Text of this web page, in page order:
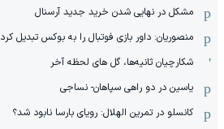
مشکل در نهایی شدن خرید جدید آرسنال
منصوریان: داور بازی فوتبال را به بوکس تبدیل کرد
شکارچیان ثانیه‌ها، گل های لحظه آخر
یاسین در دو راهی سپاهان- نساجی
کانسلو در تمرین الهلال: رویای بارسا نابود شد؟